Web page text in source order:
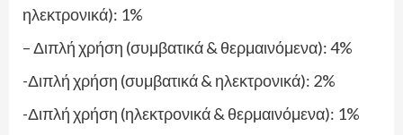
ηλεκτρονικά): 1%
– Διπλή χρήση (συμβατικά & θερμαινόμενα): 4%
-Διπλή χρήση (συμβατικά & ηλεκτρονικά): 2%
-Διπλή χρήση (ηλεκτρονικά & θερμαινόμενα): 1%